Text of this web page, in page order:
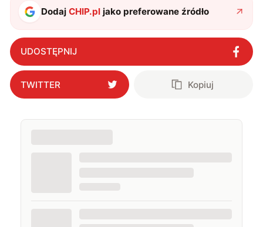
DodajCHIP.pl jako preferowane źródło
UDOSTĘPNIJ
TWITTER Kopiuj